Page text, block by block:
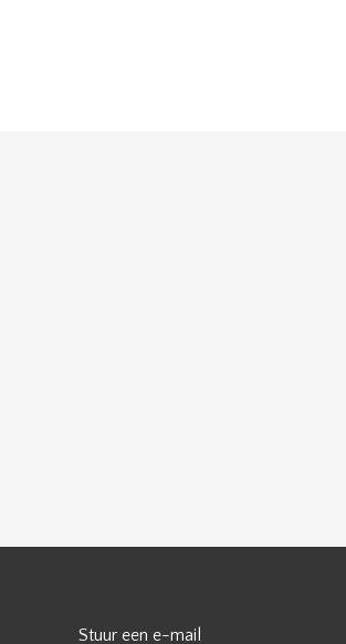
Stuur een e-mail